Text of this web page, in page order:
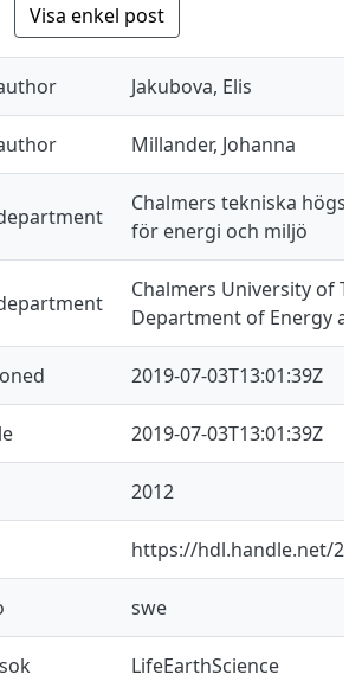
Visa enkel post
Jakubova, Elis
Millander, Johanna
Chalmers tekniska
för energi och miljö
Chalmers University of
Department of Energy
2019-07-03T13:01:39Z
2019-07-03T13:01:39Z
2012
https://hdl.handle.net/
swe
LifeEarthScience